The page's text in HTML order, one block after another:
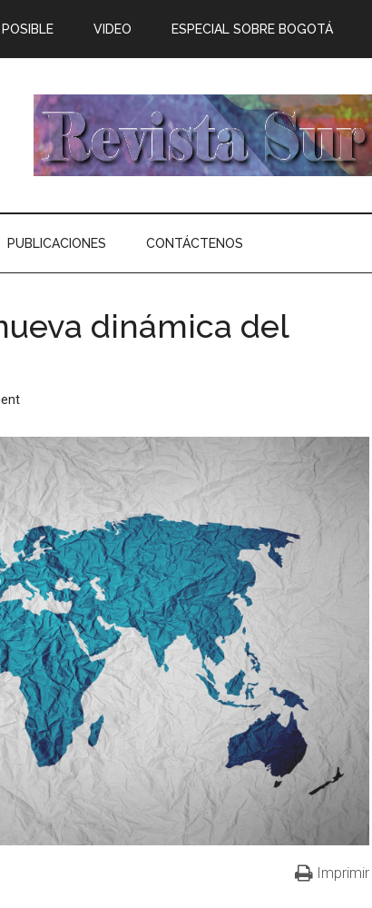
VIDEO ESPECIAL SOBRE BOGOTÁ
PUBLICACIONES CONTÁCTENOS
dinámica del
Imprimir